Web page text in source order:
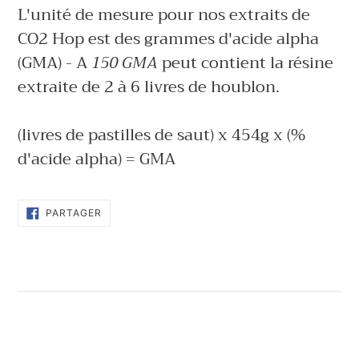
L'unité de mesure pour nos extraits de
CO2 Hop est des grammes d'acide alpha
(GMA) - A150 GMApeut contient la résine
extraite de 2 à 6 livres de houblon.
(livres de pastilles de saut) x 454g x (%
d'acide alpha) = GMA
PARTAGER